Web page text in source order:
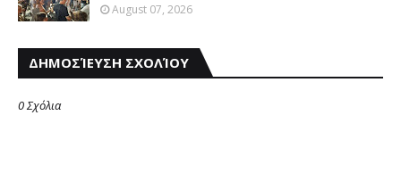
August 07, 2026
ΔΗΜΟΣΊΕΥΣΗ ΣΧΟΛΊΟΥ
0 Σχόλια